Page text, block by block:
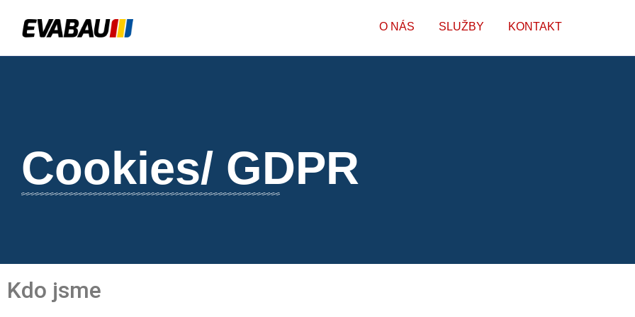
O NÁS SLUŽBY KONTAKT
Cookies/ GDPR
Kdo jsme